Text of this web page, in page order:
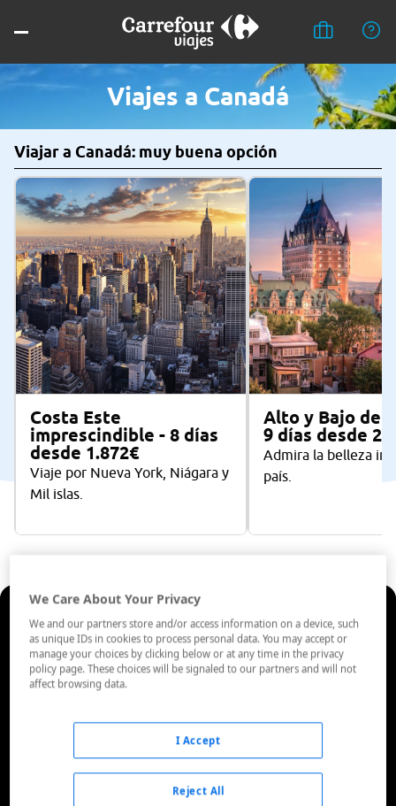
Viajes a Canadá
Viajar a Canadá: muy buena opción
Costa Este
imprescindible - 8 días
desde 1.872€
Viaje por Nueva York, Niágara y
Mil islas.
Alto y Bajo de
9 días desde
Admira la belleza
país.
CANADÁ EN UN
CLIC
Otros viajes organizados desde1.820€
VIAJES A CANADÁ→
We Care About Your Privacy
We and our partners store and/or access information on a device, such
as unique IDs in cookies to process personal data. You may accept or
manage your choices by clicking below or at any time in the privacy
policy page. These choices will be signaled to our partners and will not
affect browsing data.
Reject All
I Accept